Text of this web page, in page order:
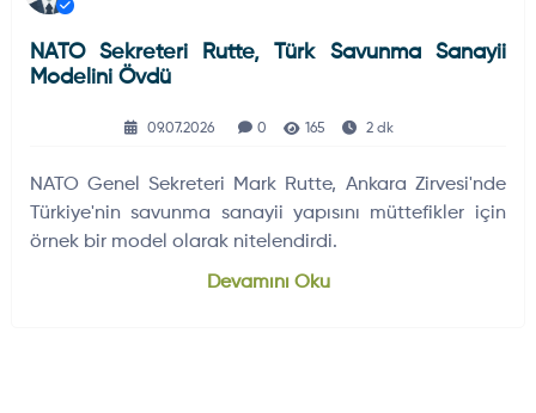
NATO Sekreteri Rutte, Türk Savunma Sanayii
Modelini Övdü
09.07.2026 0 165 2 dk
NATO Genel Sekreteri Mark Rutte, Ankara Zirvesi'nde
Türkiye'nin savunma sanayii yapısını müttefikler için
örnek bir model olarak nitelendirdi.
Devamını Oku